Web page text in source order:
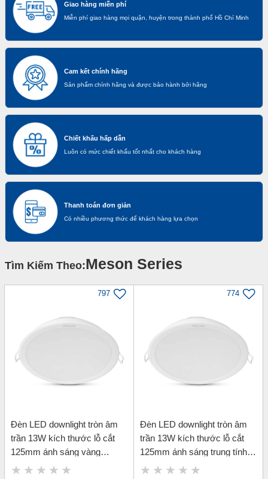
Giao hàng miễn phí
Miễn phí giao hàng mọi quận, huyện trong thành phố Hồ Chí Minh
Cam kết chính hãng
Sản phẩm chính hãng và được bảo hành bởi hãng
Chiết khấu hấp dẫn
Luôn có mức chiết khấu tốt nhất cho khách hàng
Thanh toán đơn giản
Có nhiều phương thức để khách hàng lựa chọn
Tìm Kiếm Theo:Meson Series
797
Đèn LED downlight tròn âm
trần 13W kích thước lỗ cắt
125mm ánh sáng vàng
Philips 59464 MESON 13W
774
Đèn LED downlight tròn âm
trần 13W kích thước lỗ cắt
125mm ánh sáng trung tính
Philips 59464 MESON 13W